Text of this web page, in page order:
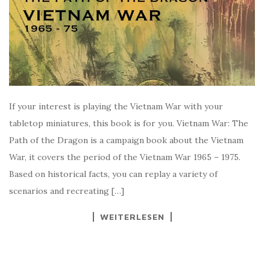
If your interest is playing the Vietnam War with your
tabletop miniatures, this book is for you. Vietnam War: The
Path of the Dragon is a campaign book about the Vietnam
War, it covers the period of the Vietnam War 1965 – 1975.
Based on historical facts, you can replay a variety of
scenarios and recreating […]
WEITERLESEN